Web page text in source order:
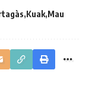
Kuak Mau